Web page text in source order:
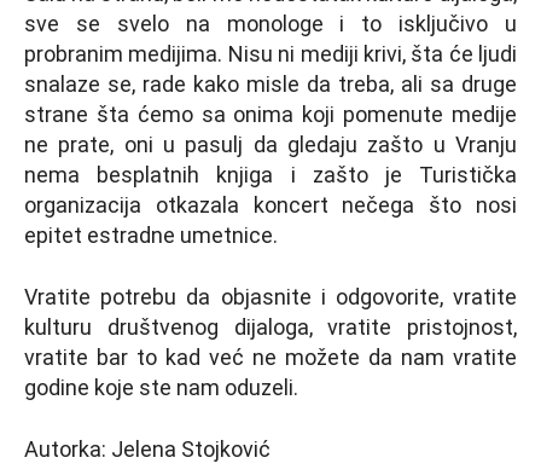
sve se svelo na monologe i to isključivo u
probranim medijima. Nisu ni mediji krivi, šta će ljudi
snalaze se, rade kako misle da treba, ali sa druge
strane šta ćemo sa onima koji pomenute medije
ne prate, oni u pasulj da gledaju zašto u Vranju
nema besplatnih knjiga i zašto je Turistička
organizacija otkazala koncert nečega što nosi
epitet estradne umetnice.
Vratite potrebu da objasnite i odgovorite, vratite
kulturu društvenog dijaloga, vratite pristojnost,
vratite bar to kad već ne možete da nam vratite
godine koje ste nam oduzeli.
Autorka: Jelena Stojković